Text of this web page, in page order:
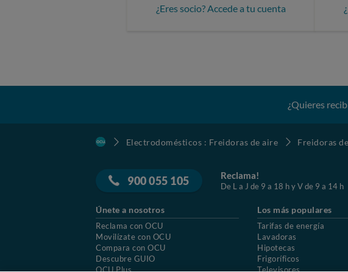
¿Eres socio? Accede a tu cuenta
¿Quieres
Electrodomésticos : Freidoras de aire Freidoras
900 055 105 Reclama!
De L a J de 9 a 18 h y V de 9 a 14 h
Únete a nosotros
Reclama con OCU
Movilízate con OCU
Compara con OCU
Descubre GUIO
OCU Plus
Los más populares
Tarifas de energía
Lavadoras
Hipotecas
Frigoríficos
Televisores